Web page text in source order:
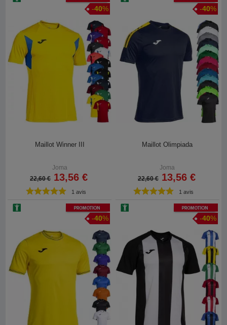
-40%
Maillot Winner III
Joma
22,60 € 13,56 €
1 avis
-40%
Maillot Olimpiada
Joma
22,60 € 13,56 €
1 avis
Promotion
-40%
Promotion
-40%